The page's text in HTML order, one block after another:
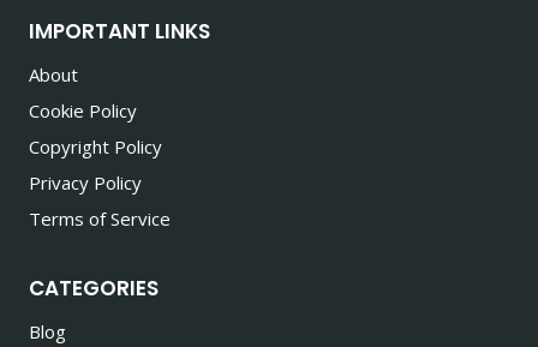
IMPORTANT LINKS
About
Cookie Policy
Copyright Policy
Privacy Policy
Terms of Service
CATEGORIES
Blog